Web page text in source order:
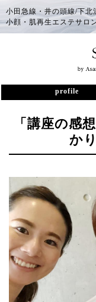
小田急線・井の頭線/下北
小顔・肌再生エステサロ
profile
「講座の感
か